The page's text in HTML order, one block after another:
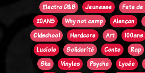
Electro D&B
Jeunesse
Fete de
20ANS
Why not camp Alençon
Oldschool
Hardcore Art 100ans
Luciole
Solidarité Conte Rap
Ska
Vinyles Psyche Lycée